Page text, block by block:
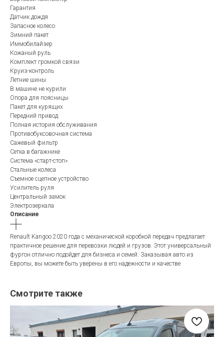
Гарантия
Датчик дождя
Запасное колесо
Зимний пакет
Иммобилайзер
Кожаный руль
Комплект громкой связи
Круиз-контроль
Летние шины
В машине не курили
Опора для поясницы
Пакет для курящих
Передний привод
Полная история обслуживания
Противобуксовочная система
Сажевый фильтр
Сетка в багажнике
Система «старт-стоп»
Стальные колеса
Съемное сцепное устройство
Усилитель руля
Центральный замок
Электрозеркала
Описание
Renault Kangoo 2020 года с механической коробкой передач предлагает
практичное решение для перевозки людей и грузов. Этот универсальный
фургон отлично подойдет для бизнеса и семей. Заказывая авто из
Европы, вы можете быть уверены в его надежности и качестве.
Смотрите также